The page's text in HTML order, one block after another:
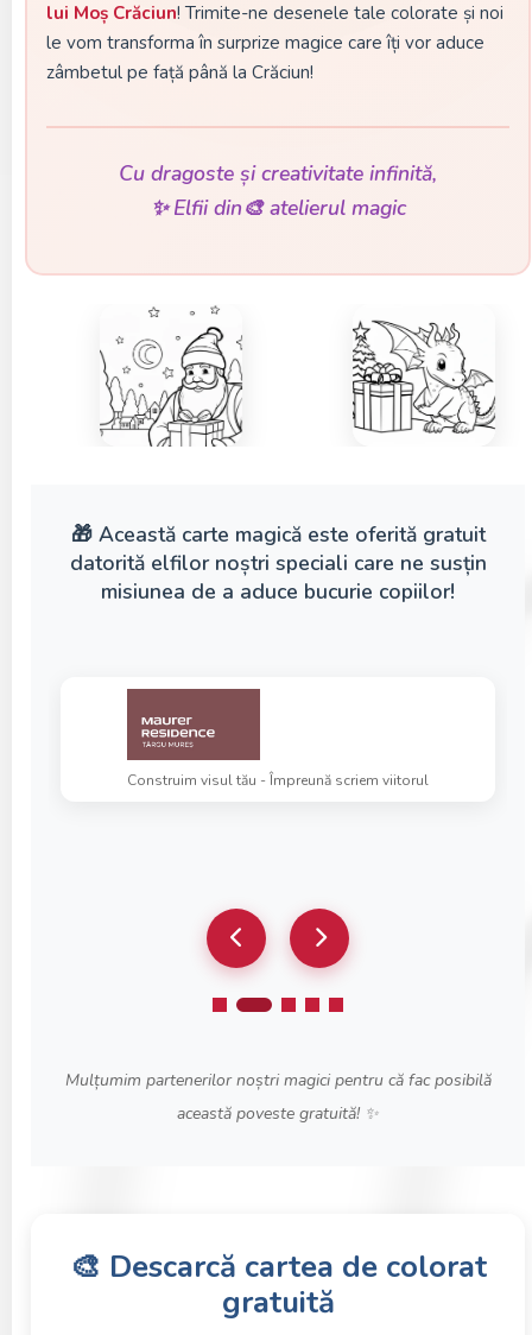
lui Moș Crăciun! Trimite-ne desenele tale colorate și noi
le vom transforma în surprize magice care îți vor aduce
zâmbetul pe față până la Crăciun!
Cu dragoste și creativitate infinită,
✨ Elfii din🎨 atelierul magic
🎁 Această carte magică este oferită gratuit
datorită elfilor noștri speciali care ne susțin
misiunea de a aduce bucurie copiilor!
Construim visul tău - Împreună scriem viitorul
Mulțumim partenerilor noștri magici pentru că fac posibilă
această poveste gratuită! ✨
🎨 Descarcă cartea de colorat
gratuită